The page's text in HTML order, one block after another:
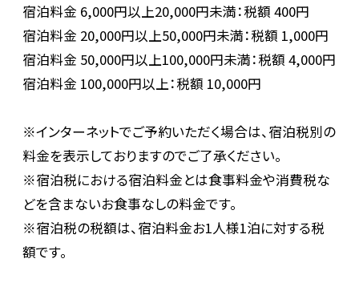
宿泊料金 6,000円以上20,000円未満：税額 400円
宿泊料金 20,000円以上50,000円未満：税額 1,000円
宿泊料金 50,000円以上100,000円未満：税額 4,000円
宿泊料金 100,000円以上：税額 10,000円
※インターネットでご予約いただく場合は、宿泊税別の
料金を表示しておりますのでご了承ください。
※宿泊税における宿泊料金とは食事料金や消費税な
どを含まないお食事なしの料金です。
※宿泊税の税額は、宿泊料金お1人様1泊に対する税
額です。